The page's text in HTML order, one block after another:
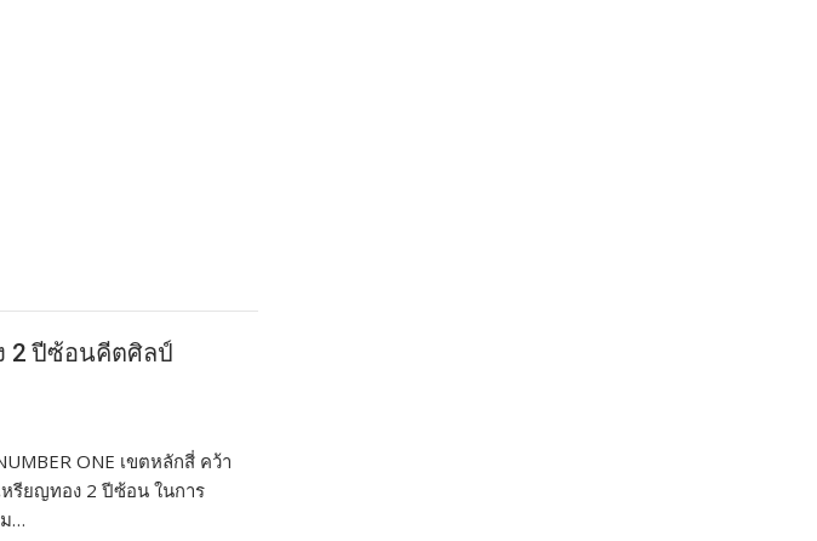
2 ปีซ้อนคีตศิลป์
ONE เขตหลักสี่ คว้า
หรียญทอง 2 ปีซ้อน ในการ
…